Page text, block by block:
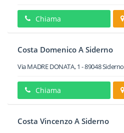
Chiama
Costa Domenico A Siderno
Via MADRE DONATA, 1 -89048Siderno
Chiama
Costa Vincenzo A Siderno